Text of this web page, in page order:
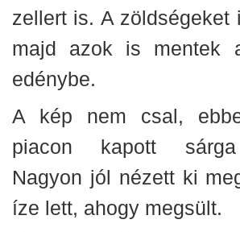
zellert is. A zöldségeket
majd azok is mentek
edénybe.
A kép nem csal,
piacon kapott sárga
Nagyon jól nézett ki
íze lett, ahogy megsült.